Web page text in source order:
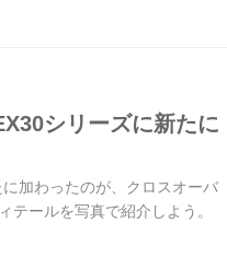
シリーズに新たに
加わったのが、クロスオーバ
テールを写真で紹介しよう。